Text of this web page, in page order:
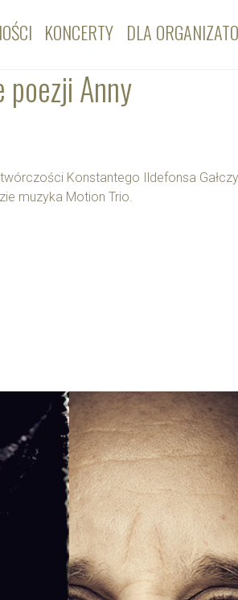
KONCERTY DLA
Anny
Konstantego Ildefonsa
muzyka Motion Trio.